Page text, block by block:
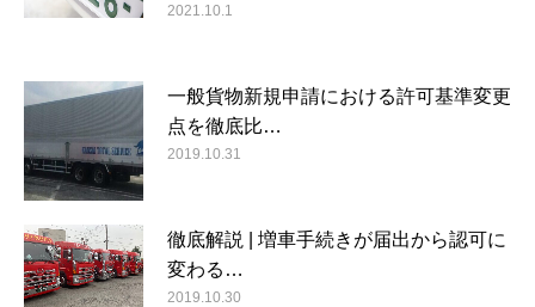
2021.10.1
一般貨物新規申請における許可基準変更
点を徹底比…
2019.10.31
徹底解説 | 増車手続きが届出から認可に
変わる…
2019.10.30